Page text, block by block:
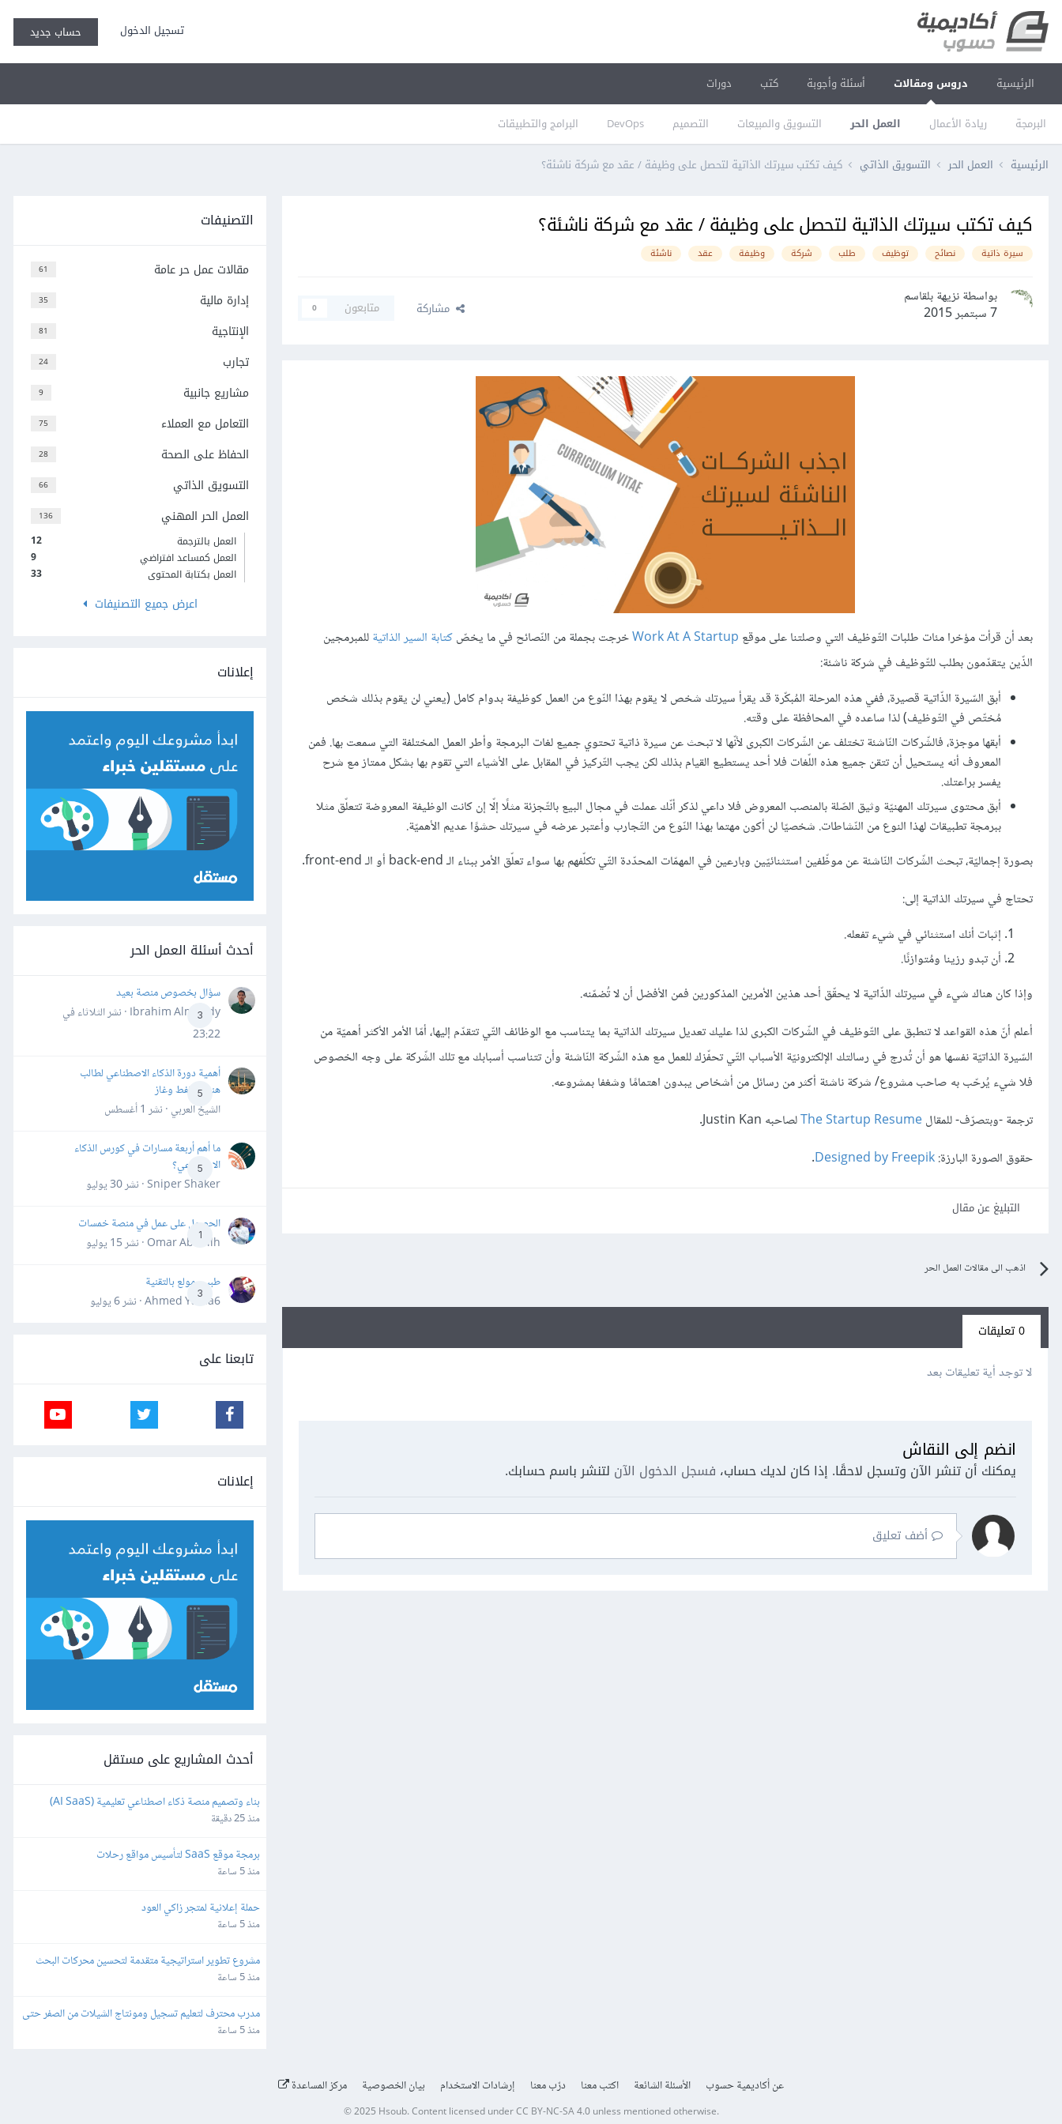
تسجيل الدخول حساب جديد
الرئيسية دروس ومقالات
البرمجة ريادة الأعمال العمل الحر التسويق والمبيعات التصميم DevOps البرامج والتطبيقات
أسئلة وأجوبة كتب دورات
الرئيسية العمل الحر التسويق الذاتي كيف تكتب سيرتك الذاتية لتحصل على وظيفة / عقد مع شركة ناشئة؟
كيف تكتب سيرتك الذاتية لتحصل على وظيفة / عقد مع شركة ناشئة؟
سيرة ذاتية نصائح توظيف طلب شركة وظيفة عقد ناشئة
بواسطة نزيهة بلقاسم
7 سبتمبر 2015
مشاركة متابعون 0
بعد أن قرأت مؤخرا مئات طلبات التّوظيف التي وصلتنا على موقع Work At A Startupخرجت بجملة من النّصائح في ما يخصّكتابة السير الذاتيةللمبرمجين
الذّين يتقدّمون بطلب للتّوظيف في شركة ناشئة:
أبق السّيرة الذّاتية قصيرة، ففي هذه المرحلة المُبكّرة قد يقرأ سيرتك شخص لا يقوم بهذا النّوع من العمل كوظيفة بدوام كامل (يعني لن يقوم بذلك شخص
مُختّص في التّوظيف) لذا ساعده في المحافظة على وقته.
أبقها موجزة، فالشّركات النّاشئة تختلف عن الشّركات الكبرى لأنّها لا تبحث عن سيرة ذاتية تحتوي جميع لغات البرمجة وأطر العمل المختلفة التي سمعت بها. فمن
المعروف أنه يستحيل أن تتقن جميع هذه اللّغات فلا أحد يستطيع القيام بذلك لكن يجب التّركيز في المقابل على الأشياء التي تقوم بها بشكل ممتاز مع شرح
يفسر براعتك.
أبق محتوى سيرتك المهنيّة وثيق الصّلة بالمنصب المعروض فلا داعي لذكر أنّك عملت في مجال البيع بالتّجزئة مثلًا إلّا إن كانت الوظيفة المعروضة تتعلّق مثلا
ببرمجة تطبيقات لهذا النوع من النّشاطات. شخصيّا لن أكون مهتما بهذا النّوع من التّجارب وأعتبر عرضه في سيرتك حشوًا عديم الأهميّة.
بصورة إجماليّة، تبحث الشّركات النّاشئة عن موظّفين استثنائيّين وبارعين في المهمّات المحدّدة التّي تكلّفهم بها سواء تعلّق الأمر ببناء الـ back-end أو الـ front-end.
تحتاج في سيرتك الذاتية إلى:
إثبات أنك استثنائي في شيء تفعله.
أن تبدو رزينا ومُتوازنًا.
وإذا كان هناك شيء في سيرتك الذّاتية لا يحقّق أحد هذين الأمرين المذكورين فمن الأفضل أن لا تُضمّنه.
أعلم أنّ هذه القواعد لا تنطبق على التّوظيف في الشّركات الكبرى لذا عليك تعديل سيرتك الذاتية بما يتناسب مع الوظائف التّي تتقدّم إليها، أمّا الأمر الأكثر أهميّة من
السّيرة الذاتيّة نفسها هو أن تُدرج في رسالتك الإلكترونيّة الأسباب التّي تحفّزك للعمل مع هذه الشّركة النّاشئة وأن تتناسب أسبابك مع تلك الشّركة على وجه الخصوص
فلا شيء يُرحّب به صاحب مشروع/ شركة ناشئة أكثر من رسائل من أشخاص يبدون اهتمامًا وشغفا بمشروعه.
ترجمة -وبتصرّف- للمقالThe Startup Resumeلصاحبه Justin Kan.
حقوق الصورة البارزة:Designed by Freepik
.
التبليغ عن مقال
اذهب الى مقالات العمل الحر
0 تعليقات
لا توجد أية تعليقات بعد
انضم إلى النقاش
يمكنك أن تنشر الآن وتسجل لاحقًا. إذا كان لديك حساب، فسجل الدخول الآن لتنشر باسم حسابك.
أضف تعليق
التصنيفات
61 مقالات عمل حر عامة
35 إدارة مالية
81 الإنتاجية
24 تجارب
9 مشاريع جانبية
75 التعامل مع العملاء
28 الحفاظ على الصحة
66 التسويق الذاتي
136 العمل الحر المهني
12
العمل بالترجمة
9
العمل كمساعد افتراضي
33
العمل بكتابة المحتوى
اعرض جميع التصنيفات
إعلانات
أحدث أسئلة العمل الحر
3
سؤال بخصوص منصة بعيد
Ibrahim Almahdy · نشر
الثلاثاء في
23:22
5
أهمية دورة الذكاء الاصطناعي لطالب
هندسة نفط وغاز
الشيخ العربي · نشر 1 أغسطس
5
ما أهم أربعة مسارات في كورس الذكاء
الاصطناعي؟
Sniper Shaker · نشر
30 يوليو
1
الحصول على عمل في منصة خمسات
Omar Abdallh · نشر
15 يوليو
3
طبيب مولع بالتقنية
Ahmed Yahia6 · نشر
6 يوليو
تابعنا على
إعلانات
أحدث المشاريع على مستقل
للمعلمين باستخدام Bubble.io
منذ 25 دقيقة
برمجة موقع SaaS لتأسيس مواقع رحلات
منذ 5 ساعة
حملة إعلانية لمتجر زاكي العود
منذ 5 ساعة
(SEO) والفهرسة (Indexing)منذ 5 ساعة
الاحتراف
منذ 5 ساعة
عن أكاديمية حسوب الأسئلة الشائعة اكتب معنا درّب معنا إرشادات الاستخدام بيان الخصوصية مركز المساعدة
© 2025 Hsoub.Content licensed underCC BY-NC-SA 4.0unless mentioned otherwise.